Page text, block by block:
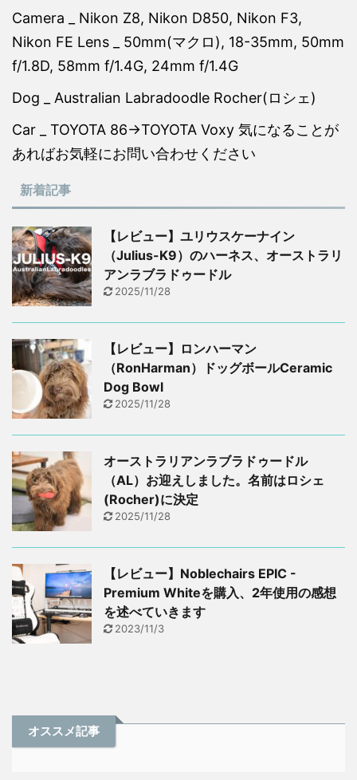
Camera _ Nikon Z8, Nikon D850, Nikon F3,
Nikon FE Lens _ 50mm(マクロ), 18-35mm, 50mm
f/1.8D, 58mm f/1.4G, 24mm f/1.4G
Dog _ Australian Labradoodle Rocher(ロシェ)
Car _ TOYOTA 86→TOYOTA Voxy 気になることが
あればお気軽にお問い合わせください
新着記事
【レビュー】ユリウスケーナイン
（Julius-K9）のハーネス、オーストラリ
アンラブラドゥードル
2025/11/28
【レビュー】ロンハーマン
（RonHarman）ドッグボールCeramic
Dog Bowl
2025/11/28
オーストラリアンラブラドゥードル
（AL）お迎えしました。名前はロシェ
(Rocher)に決定
2025/11/28
【レビュー】Noblechairs EPIC -
Premium Whiteを購入、2年使用の感想
を述べていきます
2023/11/3
オススメ記事